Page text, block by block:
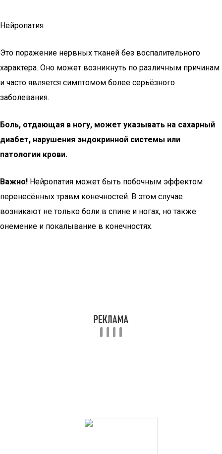
Нейропатия
Это поражение нервных тканей без воспалительного
характера. Оно может возникнуть по различным причинам
и часто является симптомом более серьёзного
заболевания.
Боль, отдающая в ногу, может указывать на сахарный
диабет, нарушения эндокринной системы или
патологии крови.
Важно! Нейропатия может быть побочным эффектом
перенесённых травм конечностей. В этом случае
возникают не только боли в спине и ногах, но также
онемение и покалывание в конечностях.